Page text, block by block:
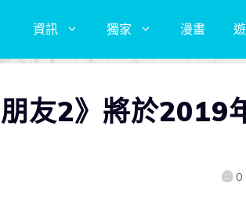
資訊 獨家 漫畫
友2》將於2019
0